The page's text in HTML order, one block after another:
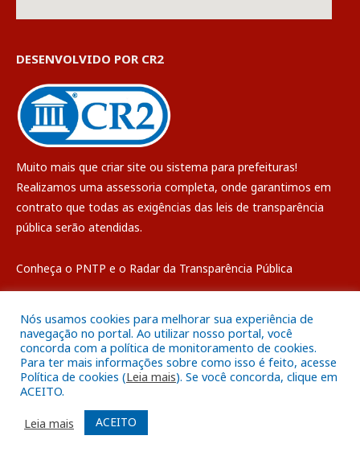
DESENVOLVIDO POR CR2
Muito mais que criar site ou sistema para prefeituras!
Realizamos uma assessoria completa, onde garantimos em
contrato que todas as exigências das leis de transparência
pública serão atendidas.
Conheça o PNTP e o Radar da Transparência Pública
Todos os direitos reservados a Câmara Municipal de Breves
Mapa do Site
Acessar o Webmail
Nós usamos cookies para melhorar sua experiência de
navegação no portal. Ao utilizar nosso portal, você
concorda com a política de monitoramento de cookies.
Para ter mais informações sobre como isso é feito, acesse
Política de cookies (Leia mais). Se você concorda, clique em
ACEITO.
Leia mais
ACEITO